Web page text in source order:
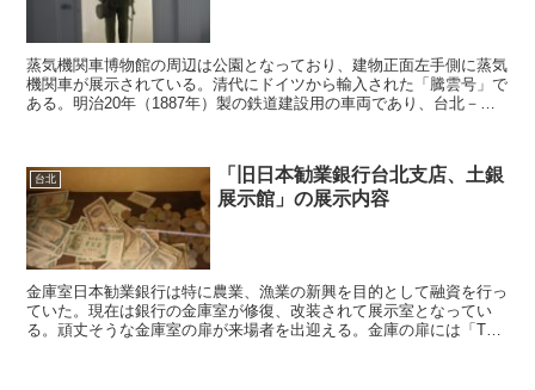
蒸気機関車博物館の周辺は公園となっており、建物正面左手側に蒸気
機関車が展示されている。清代にドイツから輸入された「騰雲号」で
ある。明治20年（1887年）製の鉄道建設用の車両であり、台北－基
台北
「旧日本勧業銀行台北支店、土銀
展示館」の展示内容
金庫室日本勧業銀行は特に農業、漁業の新興を目的として融資を行っ
ていた。現在は銀行の金庫室が修復、改装されて展示室となってい
る。頑丈そうな金庫室の扉が来場者を出迎える。金庫の扉には「The